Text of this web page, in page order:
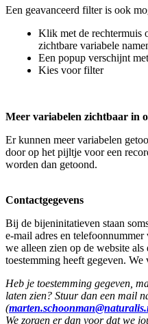
Een geavanceerd filter is ook
Klik met de rechtermuis
zichtbare variabele
Een popup verschijnt
Kies voor filter
Meer variabelen zichtbaar in
Er kunnen meer variabelen
door op het pijltje voor een
worden dan getoond.
Contactgegevens
Bij de bijeninitatieven staan
e-mail adres en
we alleen zien op de website
toestemming heeft gegeven.
Heb je toestemming gegeven,
laten zien? Stuur dan een mail
(
We zorgen er dan voor dat we